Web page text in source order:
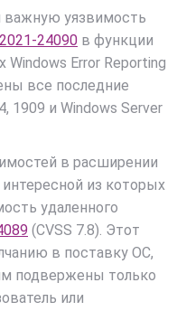
важную уязвимость
24090 в функции
Error Reporting
все последние
1909 и Windows Server
в расширении
интересной из которых
удаленного
(CVSS 7.8). Этот
в поставку ОС,
подвержены только
или